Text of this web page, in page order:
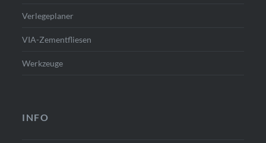
Verlegeplaner
VIA-Zementfliesen
Werkzeuge
INFO